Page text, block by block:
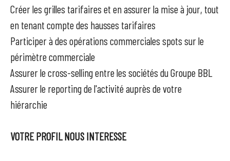
Créer les grilles tarifaires et en assurer la mise à jour, tout
en tenant compte des hausses tarifaires
Participer à des opérations commerciales spots sur le
périmètre commerciale
Assurer le cross-selling entre les sociétés du Groupe BBL
Assurer le reporting de l'activité auprès de votre
hiérarchie
VOTRE PROFIL NOUS INTERESSE